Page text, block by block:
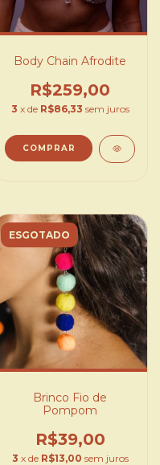
Body Chain Afrodite
R$259,00
3 x de R$86,33 sem juros
COMPRAR
ESGOTADO
Brinco Fio de
Pompom
R$39,00
3 x de R$13,00 sem juros